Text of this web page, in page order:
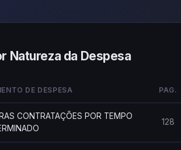
Natureza da Despesa
DE DESPESA PAG.
CONTRATAÇÕES POR TEMPO
128